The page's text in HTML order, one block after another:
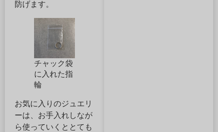
防げます。
チャック袋
に入れた指
輪
お気に入りのジュエリ
ーは、お手入れしなが
ら使っていくととても